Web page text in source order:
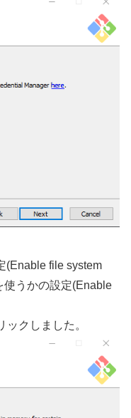
(Enable file system
使うかの設定(Enable
クしました。